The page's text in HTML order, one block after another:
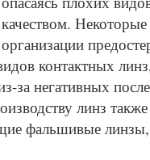
качеством.
организации
контактных
негативных
линз
фальшивые